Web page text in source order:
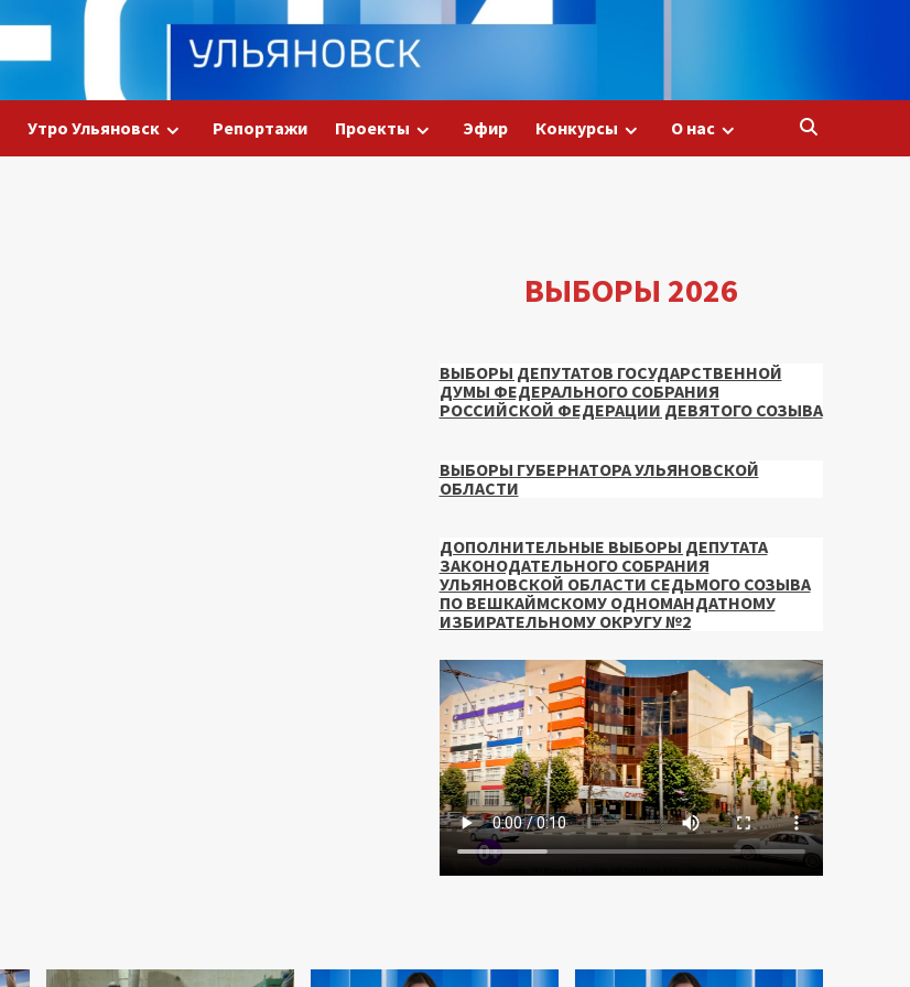
Утро Ульяновск Репортажи Проекты Эфир Конкурсы О нас
ВЫБОРЫ 2026
ВЫБОРЫ ДЕПУТАТОВ ГОСУДАРСТВЕННОЙ
ДУМЫ ФЕДЕРАЛЬНОГО СОБРАНИЯ
РОССИЙСКОЙ ФЕДЕРАЦИИ ДЕВЯТОГО СОЗЫВА
ВЫБОРЫ ГУБЕРНАТОРА УЛЬЯНОВСКОЙ
ОБЛАСТИ
ДОПОЛНИТЕЛЬНЫЕ ВЫБОРЫ ДЕПУТАТА
ЗАКОНОДАТЕЛЬНОГО СОБРАНИЯ
УЛЬЯНОВСКОЙ ОБЛАСТИ СЕДЬМОГО СОЗЫВА
ПО ВЕШКАЙМСКОМУ ОДНОМАНДАТНОМУ
ИЗБИРАТЕЛЬНОМУ ОКРУГУ №2